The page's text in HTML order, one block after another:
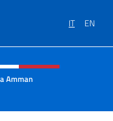
IT EN
e menù
Amman